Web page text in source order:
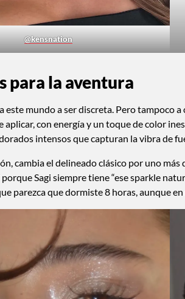
@kensnation
para la aventura
este mundo a ser discreta. Pero tampoco
aplicar, con energía y un toque de color
intensos que capturan la vibra de
cambia el delineado clásico por uno
Sagi siempre tiene “ese sparkle
parezca que dormiste 8 horas, aunque